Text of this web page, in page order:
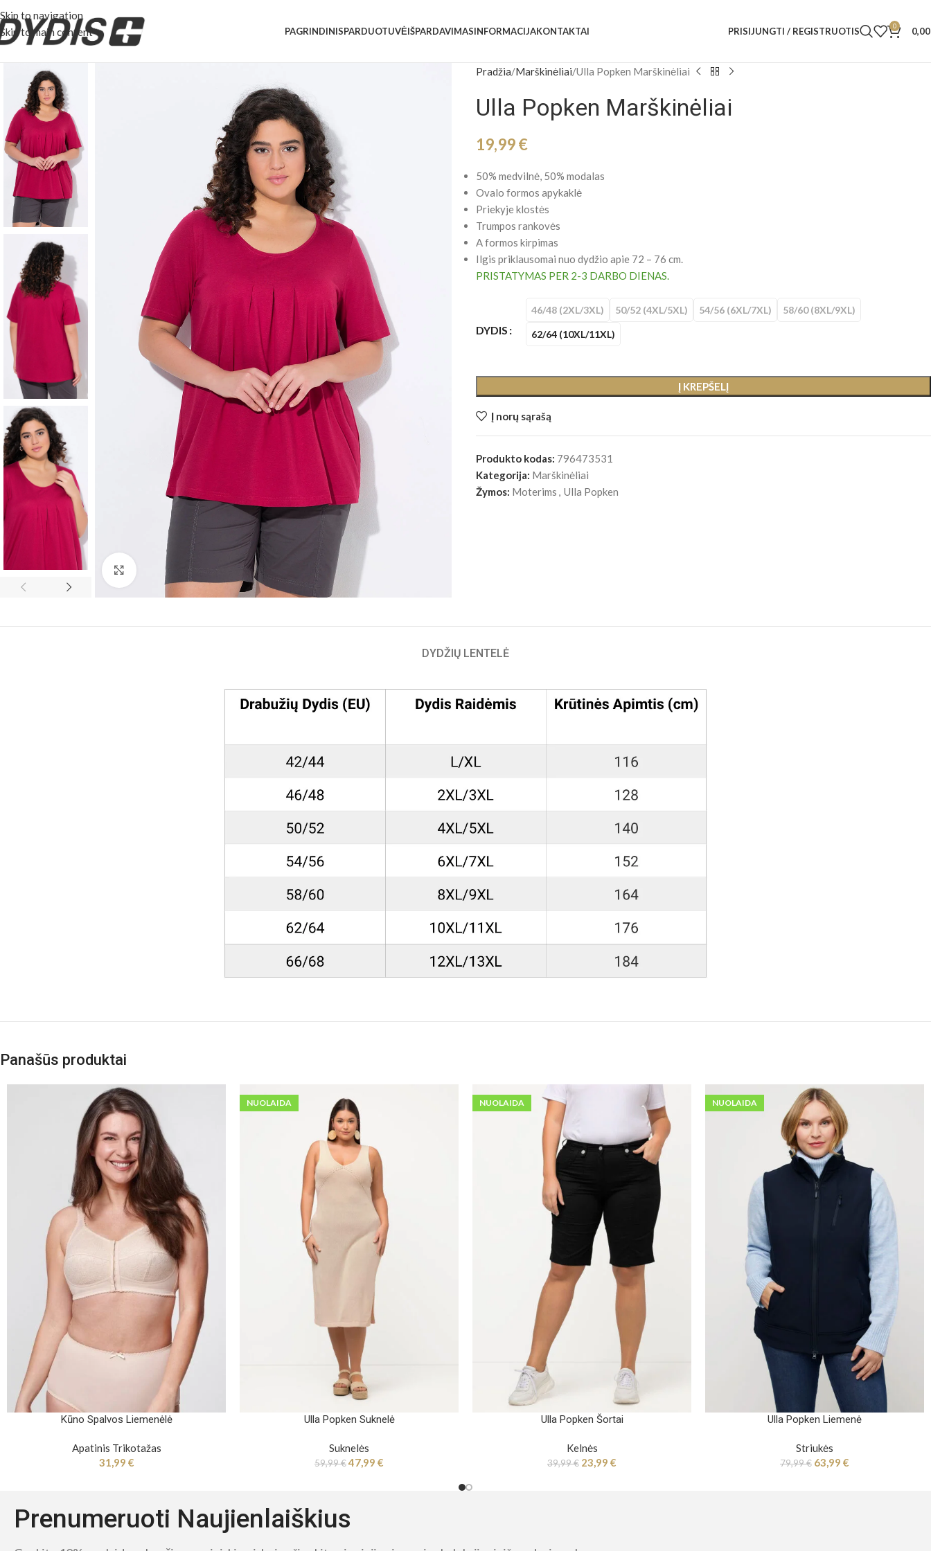
Skip to navigation
Skip to main content
PAGRINDINISPARDUOTUVĖIŠPARDAVIMASINFORMACIJAKONTAKTAI PRISIJUNGTI / REGISTRUOTIS 0
Padidinti
Pradžia Marškinėliai Ulla Popken Marškinėliai
Ulla Popken Marškinėliai
19,99€
50% medvilnė, 50% modalas
Ovalo formos apykaklė
Priekyje klostės
Trumpos rankovės
A formos kirpimas
Ilgis priklausomai nuo dydžio apie 72 – 76 cm.
PRISTATYMAS PER 2-3 DARBO DIENAS.
DYDIS
46/48 (2XL/3XL) 50/52 (4XL/5XL) 54/56 (6XL/7XL) 58/60 (8XL/9XL)
62/64 (10XL/11XL)
Į KREPŠELĮ
Į norų sąrašą
Produkto kodas: 796473531
Kategorija: Marškinėliai
Žymos: Moterims , Ulla Popken
DYDŽIŲ LENTELĖ
Panašūs produktai
Kūno Spalvos Liemenėlė
Apatinis Trikotažas
31,99 €
NUOLAIDA
Ulla Popken Suknelė
Suknelės
59,99€47,99 €
NUOLAIDA
Ulla Popken Šortai
Kelnės
39,99€ 23,99 €
NUOLAIDA
Ulla Popken Liemenė
Striukės
79,99€ 63,99 €
Prenumeruoti Naujienlaiškius